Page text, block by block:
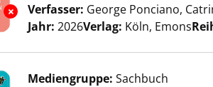
Exemplar-Details von 111 Orte an
Verfasser: George Ponciano,
Jahr: 2026Verlag: Köln, Emons
Mediengruppe: Sachbuch